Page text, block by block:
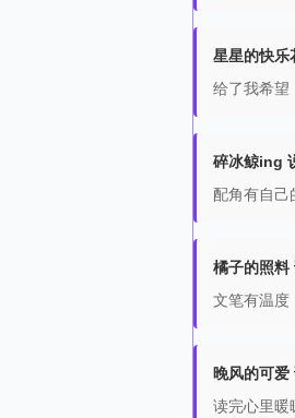
星星的快乐
给了我希望
碎冰鲸ing
配角有自己
橘子的照料
文笔有温度
晚风的可爱
读完心里暖